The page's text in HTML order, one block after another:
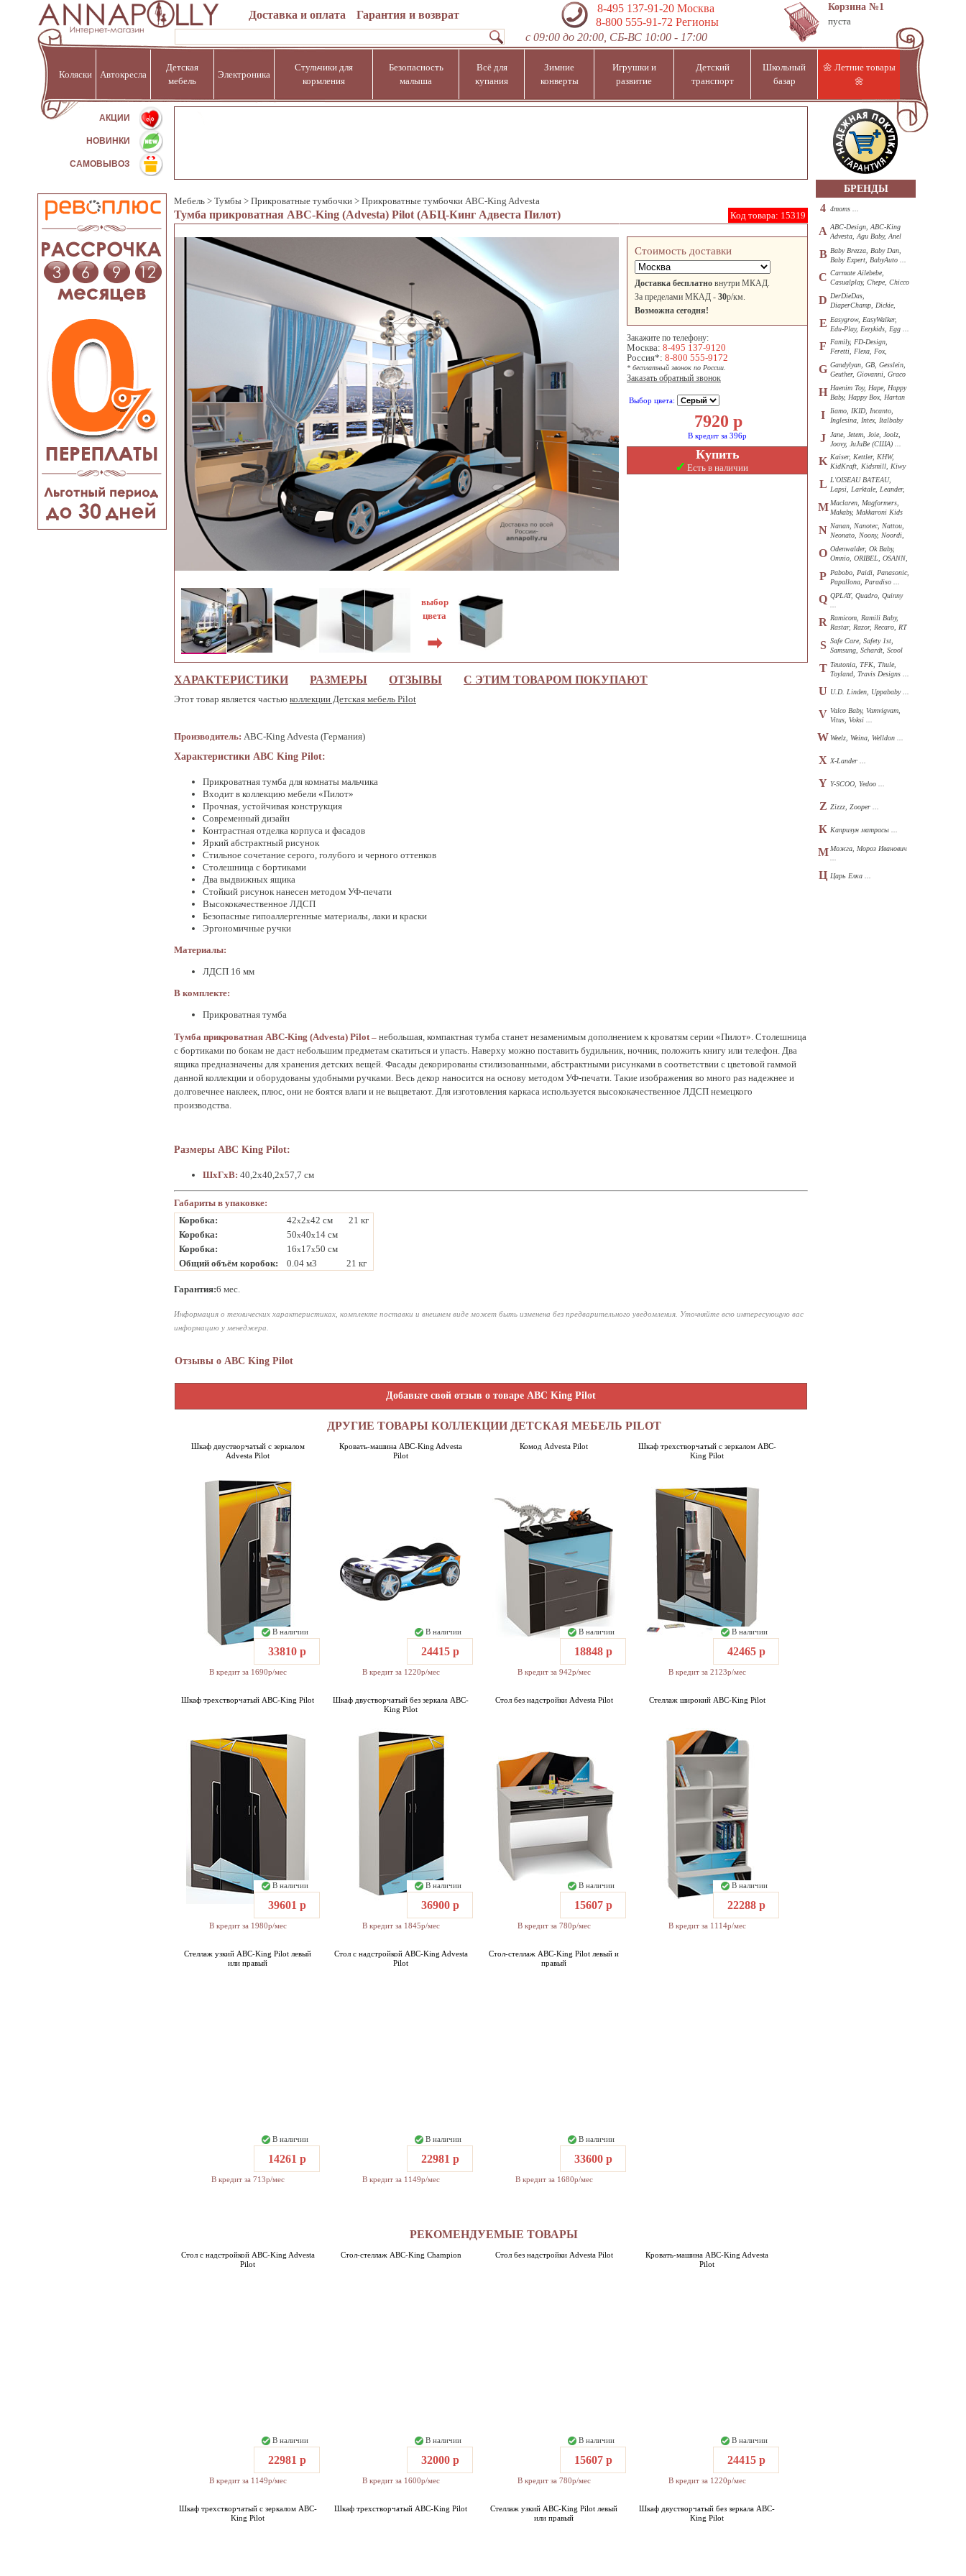
Доставка и оплата Гарантия и возврат
8-495 137-91-20Москва
8-800 555-91-72 Регионы
с 09:00 до 20:00, СБ-ВС 10:00 - 17:00
Корзина №1
пуста
Коляски Автокресла
Детская
мебель
Электроника
Стульчики для
кормления
Безопасность
малыша
Всё для
купания
Зимние
конверты
Игрушки и
развитие
Детский
транспорт
Школьный
базар
🌼 Летние товары
🌼
АКЦИИ %
НОВИНКИ
САМОВЫВОЗ
Мебель > Тумбы > Прикроватные тумбочки > Прикроватные тумбочки ABC-King Advesta
Код товара: 15319
Тумба прикроватная ABC-King (Advesta) Pilot (АБЦ-Кинг Адвеста Пилот)
Стоимость доставки
Доставка бесплатно внутри МКАД.
За пределами МКАД - 30р/км.
Возможна сегодня!
Закажите по телефону:
Москва: 8-495 137-9120
Россия*: 8-800 555-9172
* бесплатный звонок по России.
Заказать обратный звонок
Выбор цвета:
7920 р
В кредит за 396р
Купить
✓ Есть в наличии
выбор
цвета
➡
ХАРАКТЕРИСТИКИ РАЗМЕРЫ ОТЗЫВЫ С ЭТИМ ТОВАРОМ ПОКУПАЮТ
Этот товар является частью коллекции Детская мебель Pilot
Производитель: ABC-King Advesta (Германия)
Характеристики ABC King Pilot:
Прикроватная тумба для комнаты мальчика
Входит в коллекцию мебели «Пилот»
Прочная, устойчивая конструкция
Современный дизайн
Контрастная отделка корпуса и фасадов
Яркий абстрактный рисунок
Стильное сочетание серого, голубого и черного оттенков
Столешница с бортиками
Два выдвижных ящика
Стойкий рисунок нанесен методом УФ-печати
Высококачественное ЛДСП
Безопасные гипоаллергенные материалы, лаки и краски
Эргономичные ручки
Материалы:
ЛДСП 16 мм
В комплекте:
Прикроватная тумба
Тумба прикроватная ABC-King (Advesta) Pilot – небольшая, компактная тумба станет незаменимым дополнением к кроватям серии «Пилот». Столешница
с бортиками по бокам не даст небольшим предметам скатиться и упасть. Наверху можно поставить будильник, ночник, положить книгу или телефон. Два
ящика предназначены для хранения детских вещей. Фасады декорированы стилизованными, абстрактными рисунками в соответствии с цветовой гаммой
данной коллекции и оборудованы удобными ручками. Весь декор наносится на основу методом УФ-печати. Такие изображения во много раз надежнее и
долговечнее наклеек, плюс, они не боятся влаги и не выцветают. Для изготовления каркаса используется высококачественное ЛДСП немецкого
производства.
Размеры ABC King Pilot:
ШхГхВ: 40,2х40,2х57,7 см
Габариты в упаковке:
Коробка:
42x2x42 см
21 кг
Коробка:
50x40x14 см
Коробка:
16x17x50 см
Общий объём коробок:
0.04 м3 21 кг
Гарантия:6 мес.
Информация о технических характеристиках, комплекте поставки и внешнем виде может быть изменена без предварительного уведомления. Уточняйте всю интересующую вас
информацию у менеджера.
Отзывы о ABC King Pilot
Добавьте свой отзыв о товаре ABC King Pilot
ДРУГИЕ ТОВАРЫ КОЛЛЕКЦИИ ДЕТСКАЯ МЕБЕЛЬ PILOT
Шкаф двустворчатый с зеркалом
Advesta Pilot
В наличии
33810 р
В кредит за 1690р/мес
Кровать-машина ABC-King Advesta
Pilot
В наличии
24415 р
В кредит за 1220р/мес
Комод Advesta Pilot
В наличии
18848 р
В кредит за 942р/мес
Шкаф трехстворчатый с зеркалом ABC-
King Pilot
В наличии
42465 р
В кредит за 2123р/мес
Шкаф трехстворчатый ABC-King Pilot
В наличии
39601 р
В кредит за 1980р/мес
Шкаф двустворчатый без зеркала ABC-
King Pilot
В наличии
36900 р
В кредит за 1845р/мес
Стол без надстройки Advesta Pilot
В наличии
15607 р
В кредит за 780р/мес
Стеллаж широкий ABC-King Pilot
В наличии
22288 р
В кредит за 1114р/мес
Стеллаж узкий ABC-King Pilot левый
или правый
В наличии
14261 р
В кредит за 713р/мес
Стол с надстройкой ABC-King Advesta
Pilot
В наличии
22981 р
В кредит за 1149р/мес
Стол-стеллаж ABC-King Pilot левый и
правый
В наличии
33600 р
В кредит за 1680р/мес
РЕКОМЕНДУЕМЫЕ ТОВАРЫ
Стол с надстройкой ABC-King Advesta
Pilot
В наличии
22981 р
В кредит за 1149р/мес
Стол-стеллаж ABC-King Champion
В наличии
32000 р
В кредит за 1600р/мес
Стол без надстройки Advesta Pilot
В наличии
15607 р
В кредит за 780р/мес
Кровать-машина ABC-King Advesta
Pilot
В наличии
24415 р
В кредит за 1220р/мес
Шкаф трехстворчатый с зеркалом ABC-
King Pilot
Шкаф трехстворчатый ABC-King Pilot
Стеллаж узкий ABC-King Pilot левый
или правый
Шкаф двустворчатый без зеркала ABC-
King Pilot
БРЕНДЫ
4 4moms ...
A ABC-Design, ABC-King
Advesta, Agu Baby, Anel
B Baby Brezza, Baby Dan,
Baby Expert, BabyAuto ...
C Carmate Ailebebe,
Casualplay, Chepe, Chicco
D DerDieDas,
DiaperChamp, Dickie,
E Easygrow, EasyWalker,
Edu-Play, Eezykids, Egg ...
F
Family, FD-Design,
Feretti, Flexa, Fox,
G Gandylyan, GB, Gesslein,
Geuther, Giovanni, Graco
H Haenim Toy, Hape, Happy
Baby, Happy Box, Hartan
I
Iiamo, IKID, Incanto,
Inglesina, Intex, Italbaby
J
Jane, Jetem, Joie, Joolz,
Joovy, JuJuBe (США) ...
K Kaiser, Kettler, KHW,
KidKraft, Kidsmill, Kiwy
L L'OISEAU BATEAU,
Lapsi, Larktale, Leander,
M Maclaren, Magformers,
Makaby, Makkaroni Kids
N Nanan, Nanotec, Nattou,
Neonato, Noony, Noordi,
O Odenwalder, Ok Baby,
Omnio, ORIBEL, OSANN,
P Pabobo, Paidi, Panasonic,
Papallona, Paradiso ...
Q QPLAY, Quadro, Quinny
R Ramicom, Ramili Baby,
Rastar, Razor, Recaro, RT
S Safe Care, Safety 1st,
Samsung, Schardt, Scool
T Teutonia, TFK, Thule,
Toyland, Travis Designs ...
U U.D. Linden, Uppababy ...
V Valco Baby, Vamvigvam,
Vitus, Voksi ...
WWeelz, Weina, Welldon ...
X X-Lander ...
Y Y-SCOO, Yedoo ...
Z Zizzz, Zooper ...
К Капризун матрасы ...
М Можга, Мороз Иванович
Ц Царь Елка ...